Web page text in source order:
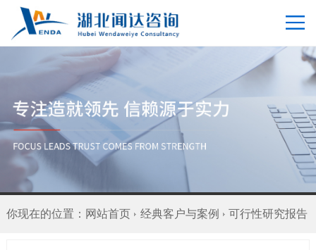
你现在的位置： 网站首页 经典客户与案例 可行性研究报告